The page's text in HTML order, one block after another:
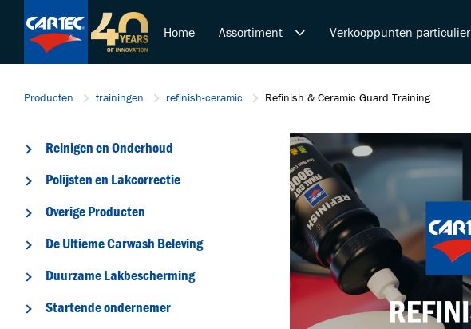
Home Assortiment
Polijsten en Lakcorrectie
De Ultieme Carwash Beleving
Duurzame Lakbescherming
Startende ondernemer
Retail & Doe-Het-Zelf
Verkooppunten particulier
Producten trainingen refinish-ceramic Refinish & Ceramic Guard Training
Reinigen en Onderhoud
Polijsten en Lakcorrectie
Overige Producten
De Ultieme Carwash Beleving
Duurzame Lakbescherming
Startende ondernemer